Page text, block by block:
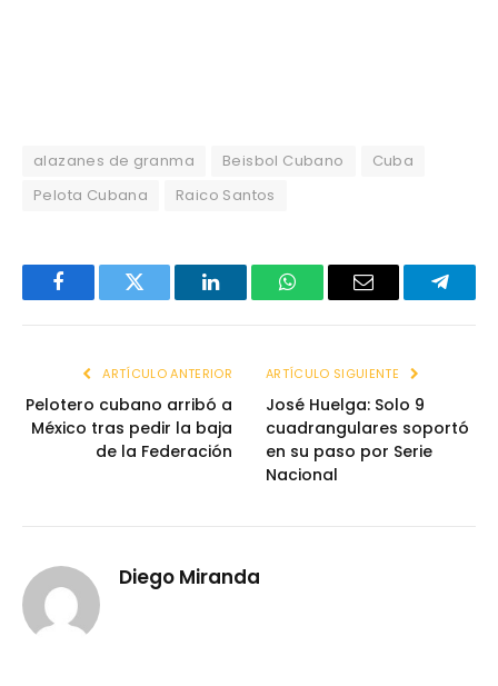
alazanes de granma Beisbol Cubano
Cuba
Pelota Cubana
Raico Santos
FacebookTwitter LinkedInWhatsAppEmail
ARTÍCULO ANTERIOR
Pelotero cubano arribó a
México tras pedir la baja
de la Federación
ARTÍCULO SIGUIENTE
José Huelga: Solo 9
cuadrangulares soportó
en su paso por Serie
Nacional
Diego Miranda